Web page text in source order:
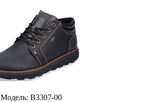
Модель: B3307-00